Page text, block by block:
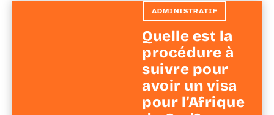
ADMINISTRATIF
Quelle est la
procédure à
suivre pour
avoir un visa
pour l’Afrique